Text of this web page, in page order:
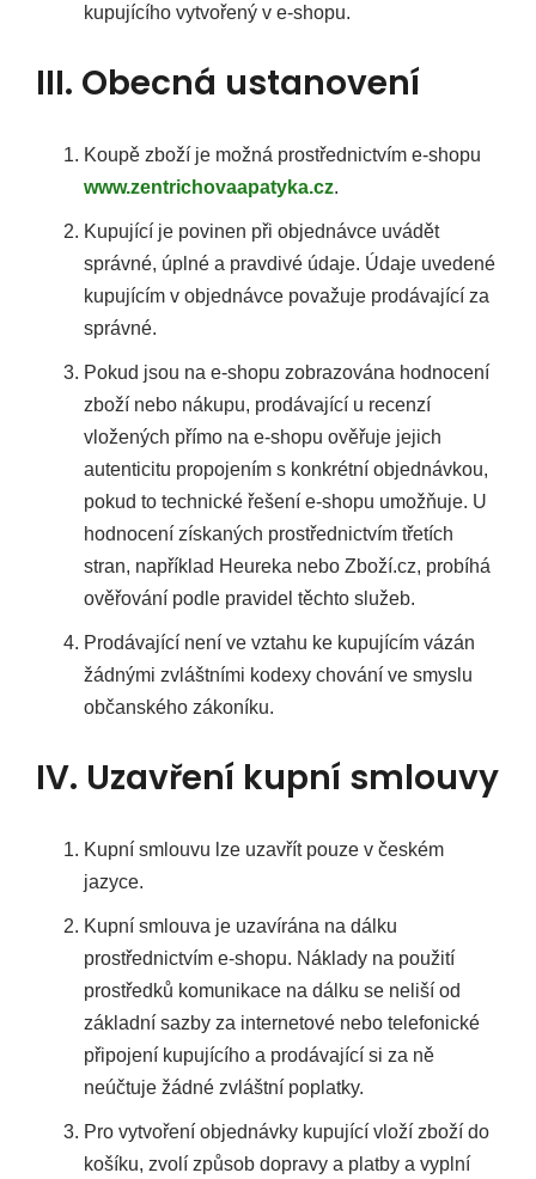
kupujícího vytvořený v e-shopu.
III. Obecná ustanovení
Koupě zboží je možná prostřednictvím e-shopu
www.zentrichovaapatyka.cz.
Kupující je povinen při objednávce uvádět
správné, úplné a pravdivé údaje. Údaje uvedené
kupujícím v objednávce považuje prodávající za
správné.
Pokud jsou na e-shopu zobrazována hodnocení
zboží nebo nákupu, prodávající u recenzí
vložených přímo na e-shopu ověřuje jejich
autenticitu propojením s konkrétní objednávkou,
pokud to technické řešení e-shopu umožňuje. U
hodnocení získaných prostřednictvím třetích
stran, například Heureka nebo Zboží.cz, probíhá
ověřování podle pravidel těchto služeb.
Prodávající není ve vztahu ke kupujícím vázán
žádnými zvláštními kodexy chování ve smyslu
občanského zákoníku.
IV. Uzavření kupní smlouvy
Kupní smlouvu lze uzavřít pouze v českém
jazyce.
Kupní smlouva je uzavírána na dálku
prostřednictvím e-shopu. Náklady na použití
prostředků komunikace na dálku se neliší od
základní sazby za internetové nebo telefonické
připojení kupujícího a prodávající si za ně
neúčtuje žádné zvláštní poplatky.
Pro vytvoření objednávky kupující vloží zboží do
košíku, zvolí způsob dopravy a platby a vyplní